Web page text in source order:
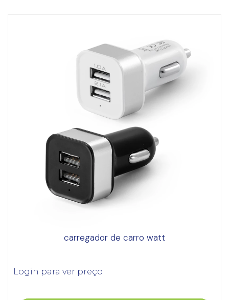
carregador de carro watt
Login para ver preço